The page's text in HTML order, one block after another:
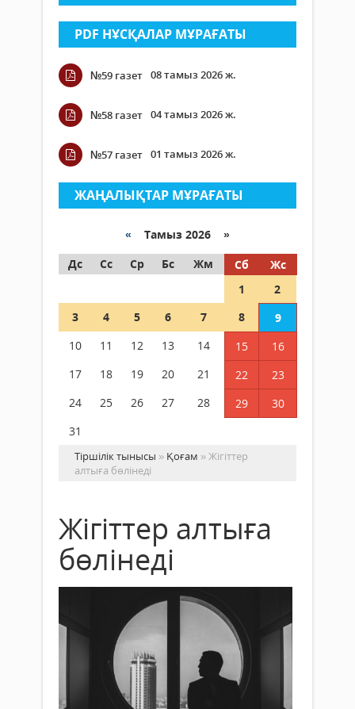
PDF НҰСҚАЛАР МҰРАҒАТЫ
№59 газет 08 тамыз 2026 ж.
№58 газет 04 тамыз 2026 ж.
№57 газет 01 тамыз 2026 ж.
ЖАҢАЛЫҚТАР МҰРАҒАТЫ
« Тамыз 2026 »
Дс
Сс Ср Бс Жм Сб
Жс
1
2
3
4 5 6 7 8
9
10
11 12 13 14 15
16
17
18 19 20 21 22
23
24
25 26 27 28 29
30
31
Тіршілік тынысы » Қоғам » Жігіттер
алтыға бөлінеді
Жігіттер алтыға
бөлінеді